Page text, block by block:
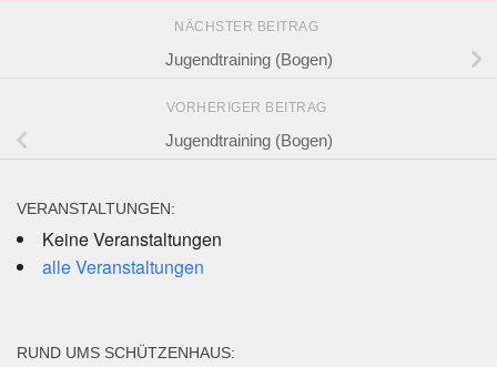
NÄCHSTER BEITRAG
Jugendtraining (Bogen)
VORHERIGER BEITRAG
Jugendtraining (Bogen)
VERANSTALTUNGEN:
Keine Veranstaltungen
alle Veranstaltungen
RUND UMS SCHÜTZENHAUS: